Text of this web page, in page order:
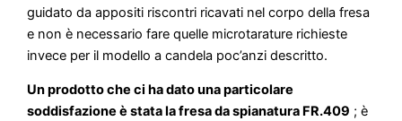
guidato da appositi riscontri ricavati nel corpo della fresa
e non è necessario fare quelle microtarature richieste
invece per il modello a candela poc’anzi descritto.
Un prodotto che ci ha dato una particolare
soddisfazione è stata la fresa da spianatura FR.409 ; è